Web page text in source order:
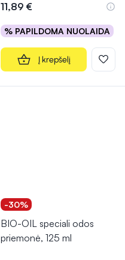
11,89 €
% PAPILDOMA NUOLAIDA
Į krepšelį
-30%
BIO-OIL speciali odos
priemonė, 125 ml